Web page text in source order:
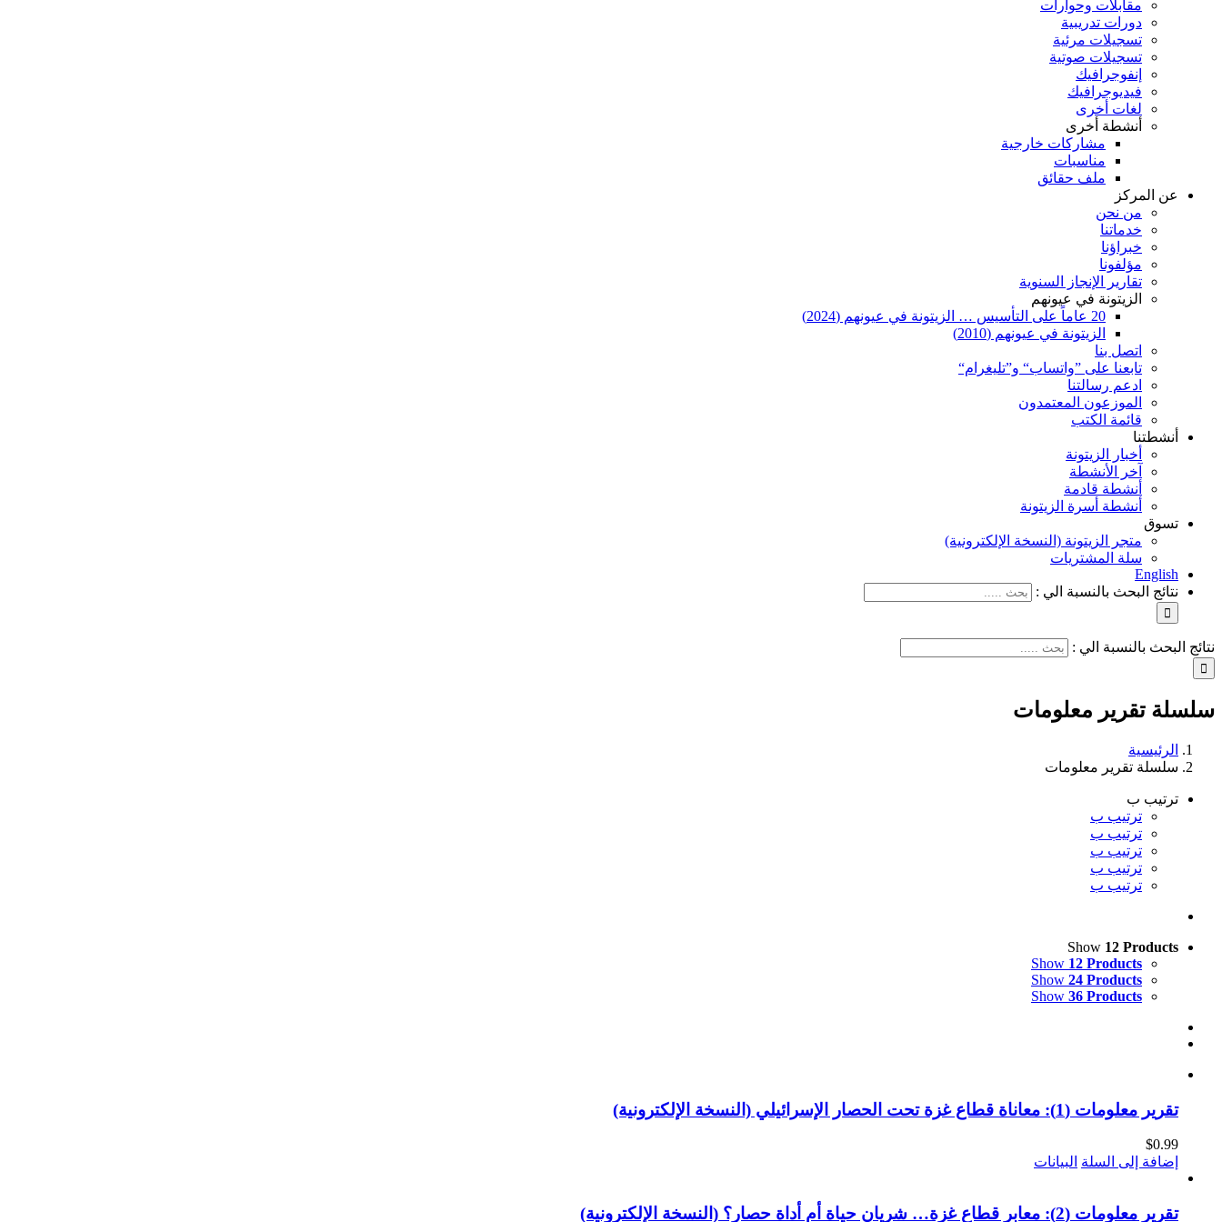
مقابلات وحوارات
دورات تدريبية
تسجيلات مرئية
تسجيلات صوتية
إنفوجرافيك
فيديوجرافيك
لغات أخرى
أنشطة أخرى
مشاركات خارجية
مناسبات
ملف حقائق
عن المركز
من نحن
خدماتنا
خبراؤنا
مؤلفونا
تقارير الإنجاز السنوية
الزيتونة في عيونهم
20 عاماً على التأسيس … الزيتونة في عيونهم (2024)
الزيتونة في عيونهم (2010)
اتصل بنا
تابعنا على ”واتساب“ و”تليغرام“
ادعم رسالتنا
الموزعون المعتمدون
قائمة الكتب
أنشطتنا
أخبار الزيتونة
آخر الأنشطة
أنشطة قادمة
أنشطة أسرة الزيتونة
تسوق
متجر الزيتونة (النسخة الإلكترونية)
سلة المشتريات
English
نتائج البحث بالنسبة الي :
نتائج البحث بالنسبة الي :
سلسلة تقرير معلومات
الرئيسية
سلسلة تقرير معلومات
ترتيب ب
ترتيب ب
ترتيب ب
ترتيب ب
ترتيب ب
ترتيب ب
Show 12 Products
Show 12 Products
Show 24 Products
Show 36 Products
تقرير معلومات (1): معاناة قطاع غزة تحت الحصار الإسرائيلي (النسخة الإلكترونية)
$0.99
إضافة إلى السلة البيانات
تقرير معلومات (2): معابر قطاع غزة… شريان حياة أم أداة حصار؟ (النسخة الإلكترونية)